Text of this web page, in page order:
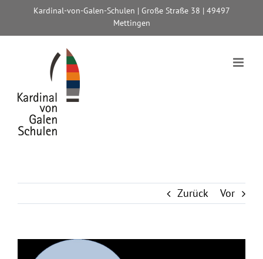
springen
Kardinal-von-Galen-Schulen | Große Straße 38 | 49497
Mettingen
Zurück Vor